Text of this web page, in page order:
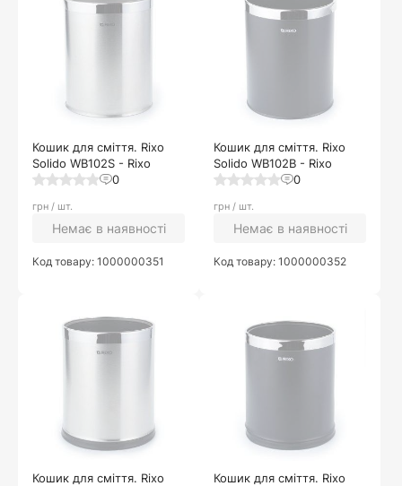
Кошик для сміття. Rixo
Solido WB102S - Rixo
0
грн / шт.
Немає в наявності
Код товару: 1000000351
Кошик для сміття. Rixo
Solido WB102B - Rixo
0
грн / шт.
Немає в наявності
Код товару: 1000000352
Кошик для сміття. Rixo
Кошик для сміття. Rixo